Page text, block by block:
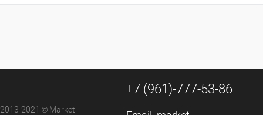
2021 © Market-
+7 (961)-777-53-86